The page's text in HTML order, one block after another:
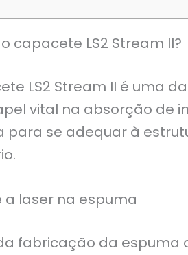
capacete LS2 Stream II?
LS2 Stream II é uma
vital na absorção de
para se adequar à
a laser na espuma
fabricação da espuma